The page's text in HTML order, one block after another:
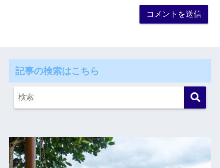
記事の検索はこちら